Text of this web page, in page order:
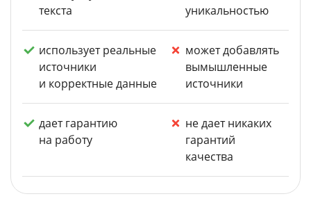
текста
уникальностью
использует реальные
источники
и корректные данные
может добавлять
вымышленные
источники
дает гарантию
на работу
не дает никаких
гарантий
качества